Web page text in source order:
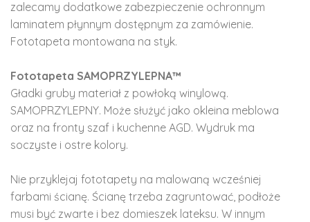
zalecamy dodatkowe zabezpieczenie ochronnym
laminatem płynnym dostępnym za zamówienie.
Fototapeta montowana na styk.
Fototapeta SAMOPRZYLEPNA™
Gładki gruby materiał z powłoką winylową.
SAMOPRZYLEPNY. Może służyć jako okleina meblowa
oraz na fronty szaf i kuchenne AGD. Wydruk ma
soczyste i ostre kolory.
Nie przyklejaj fototapety na malowaną wcześniej
farbami ścianę. Ścianę trzeba zagruntować, podłoże
musi być zwarte i bez domieszek lateksu. W innym